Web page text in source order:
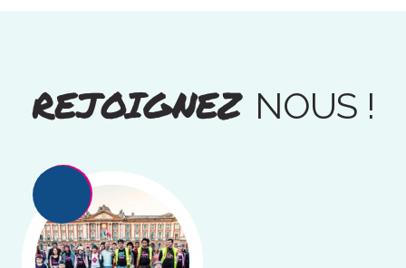
REJOIGNEZ NOUS !